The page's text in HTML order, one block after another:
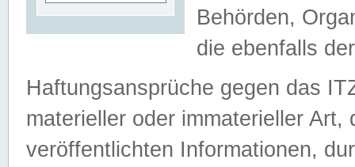
Behörden,
die ebenfalls
Haftungsansprüche gegen das
materieller oder immaterieller
veröffentlichten Informationen,